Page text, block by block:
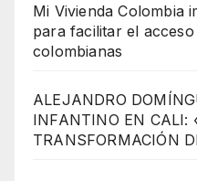
Mi Vivienda Colombia
para facilitar el
colombianas
ALEJANDRO
INFANTINO EN CALI:
TRANSFORMACIÓN